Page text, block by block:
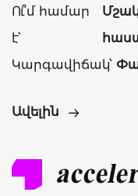
Ու՞մ համար
է՝
Կարգավիճակ՝
Ավելին